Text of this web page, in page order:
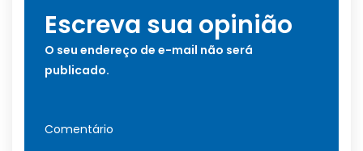
Escreva sua opinião
O seu endereço de e-mail não será
publicado.
Comentário